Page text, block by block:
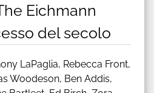
Eichmann
del secolo
LaPaglia, Rebecca Front,
Woodeson, Ben Addis,